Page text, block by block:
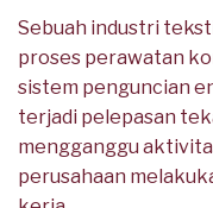
Sebuah industri
proses perawatan
sistem penguncian
terjadi pelepasan
mengganggu
perusahaan